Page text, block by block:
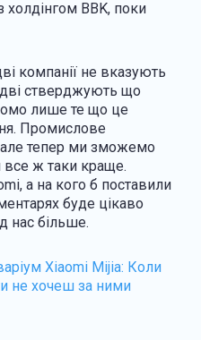
холдінгом BBK, поки
компанії не вказують
стверджують що
лише те що це
Промислове
тепер ми зможемо
все ж таки краще.
а на кого б поставили
буде цікаво
нас більше.
Xiaomi Mijia: Коли
не хочеш за ними